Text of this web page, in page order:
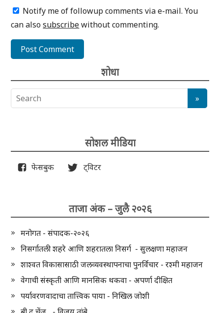
Notify me of followup comments via e-mail. You
can alsosubscribewithout commenting.
शोधा
सोशल मीडिया
फेसबुक ट्विटर
ताजा अंक – जुलै २०२६
मनोगत - संपादक-२०२६
निसर्गातली शहरे आणि शहरातला निसर्ग - सुलक्षणा महाजन
शाश्वत विकासासाठी जलव्यवस्थापनाचा पुनर्विचार - रश्मी महाजन
वेगाची संस्कृती आणि मानसिक थकवा - अपर्णा दीक्षित
पर्यावरणवादाचा तात्त्विक पाया - निखिल जोशी